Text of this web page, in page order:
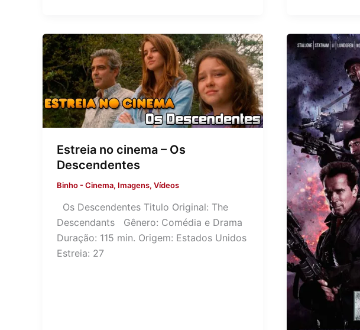
Estreia no cinema – Os
Descendentes
Binho-Cinema, Imagens, Vídeos
Os Descendentes Titulo Original: The
Descendants Gênero: Comédia e Drama
Duração: 115 min. Origem: Estados Unidos
Estreia: 27